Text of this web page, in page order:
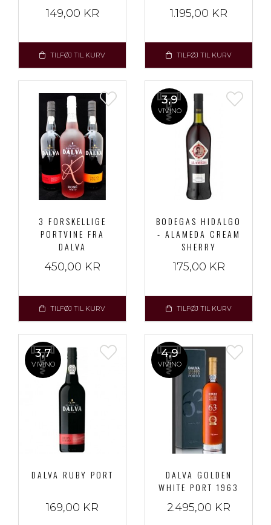
149,00 KR
TILFØJ TIL KURV
1.195,00 KR
TILFØJ TIL KURV
3 FORSKELLIGE
PORTVINE FRA
DALVA
450,00 KR
TILFØJ TIL KURV
3,9
VIVINO
BODEGAS HIDALGO
- ALAMEDA CREAM
SHERRY
175,00 KR
TILFØJ TIL KURV
3,7
VIVINO
DALVA RUBY PORT
169,00 KR
4,9
VIVINO
DALVA GOLDEN
WHITE PORT 1963
2.495,00 KR